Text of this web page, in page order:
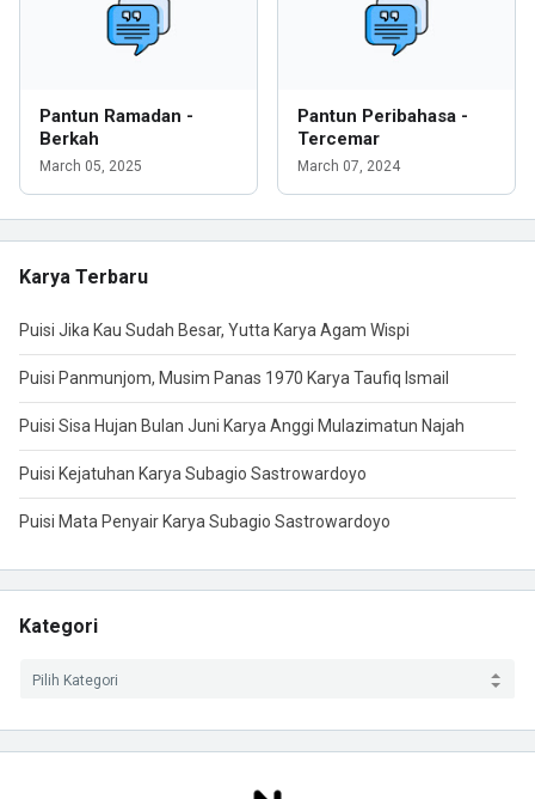
Pantun Ramadan -
Berkah
March 05, 2025
Pantun Peribahasa -
Tercemar
March 07, 2024
Karya Terbaru
Puisi Jika Kau Sudah Besar, Yutta Karya Agam Wispi
Puisi Panmunjom, Musim Panas 1970 Karya Taufiq Ismail
Puisi Sisa Hujan Bulan Juni Karya Anggi Mulazimatun Najah
Puisi Kejatuhan Karya Subagio Sastrowardoyo
Puisi Mata Penyair Karya Subagio Sastrowardoyo
Kategori